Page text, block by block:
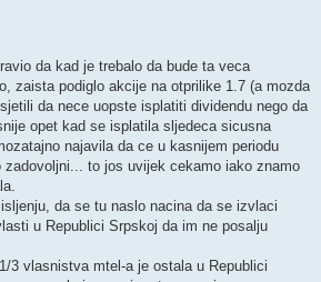
da kad je trebalo da bude ta veca
zaista podiglo akcije na otprilike 1.7 (a mozda
da nece uopste isplatiti dividendu nego da
opet kad se isplatila sljedeca sicusna
najavila da ce u kasnijem periodu
to jos uvijek cekamo iako znamo
da se tu naslo nacina da se izvlaci
u Republici Srpskoj da im ne posalju
3 vlasnistva mtel-a je ostala u Republici